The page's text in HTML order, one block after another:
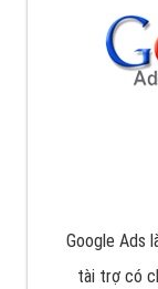
Google Ads
tài trợ có